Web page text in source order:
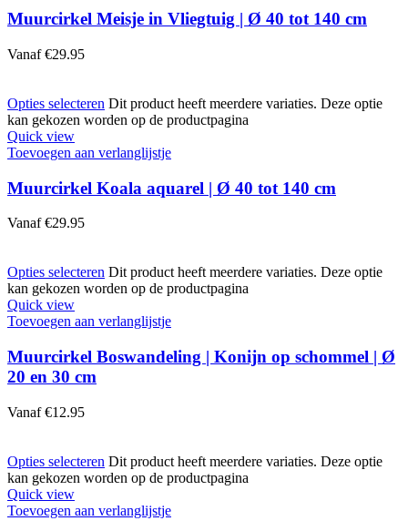
Muurcirkel Meisje in Vliegtuig | Ø 40 tot 140 cm
Vanaf €29.95
Opties selecteren Dit product heeft meerdere variaties. Deze optie
kan gekozen worden op de productpagina
Quick view
Toevoegen aan verlanglijstje
Muurcirkel Koala aquarel | Ø 40 tot 140 cm
Vanaf €29.95
Opties selecteren Dit product heeft meerdere variaties. Deze optie
kan gekozen worden op de productpagina
Quick view
Toevoegen aan verlanglijstje
Muurcirkel Boswandeling | Konijn op schommel | Ø
20 en 30 cm
Vanaf €12.95
Opties selecteren Dit product heeft meerdere variaties. Deze optie
kan gekozen worden op de productpagina
Quick view
Toevoegen aan verlanglijstje